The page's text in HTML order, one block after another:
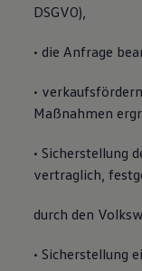
DSGVO),
• die Anfrage
•
Maßnahmen
• Sicherstellung
vertraglich,
durch den
• Sicherstellung